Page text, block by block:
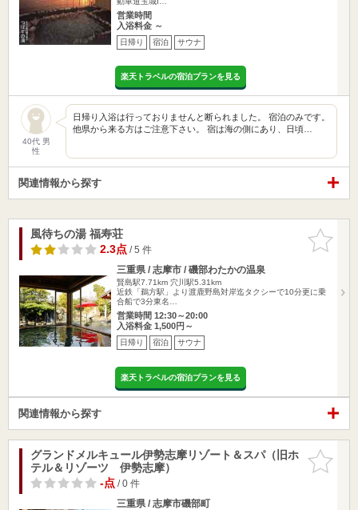
営業時間
入浴料金 ～
日帰り 宿泊 サウナ
楽天トラベルの宿泊プランを見る
40代 男
性
日帰り入浴は行っておりませんと断られました。 宿泊のみです。
他県から来る方はご注意下さい。 宿は海の側にあり、日頃…
関連情報から探す
お気に入
りに追加
風待ちの湯 福寿荘
2.3点/ 5 件
三重県 / 志摩市 / 磯部わたかの温泉
賢島駅7.71km 穴川駅5.31km
近鉄「鵜方駅」より渡鹿野島対岸迄タクシーで10分更に乗
合船で3分東名…
営業時間 12:30～20:00
入浴料金 1,500円～
日帰り 宿泊 サウナ
楽天トラベルの宿泊プランを見る
関連情報から探す
お気に入
りに追加
グランドメルキュール伊勢志摩リゾート＆スパ（旧ホ
テル＆リゾーツ 伊勢志摩）
-点/ 0 件
三重県 / 志摩市磯部町